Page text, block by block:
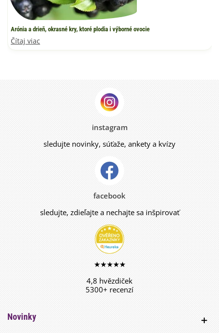
Arónia a drieň, okrasné kry, ktoré plodia i výborné ovocie
Čítaj viac
instagram
sledujte novinky, súťaže, ankety a kvízy
facebook
sledujte, zdieľajte a nechajte sa inšpirovať
★★★★★
4,8 hvězdiček
5300+ recenzí
Novinky